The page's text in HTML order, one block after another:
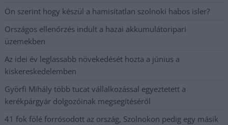
Ön szerint hogy készül a hamisítatlan szolnoki habos isler?
Országos ellenőrzés indult a hazai akkumulátoripari
üzemekben
Az idei év leglassabb növekedését hozta a június a
kiskereskedelemben
Györfi Mihály több tucat vállalkozással egyeztetett a
kerékpárgyár dolgozóinak megsegítéséről
41 fok fölé forrósodott az ország, Szolnokon pedig egy másik